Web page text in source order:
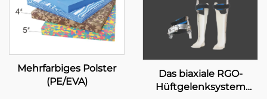
Mehrfarbiges Polster
(PE/EVA)
Das biaxiale RGO-
Hüftgelenksystem